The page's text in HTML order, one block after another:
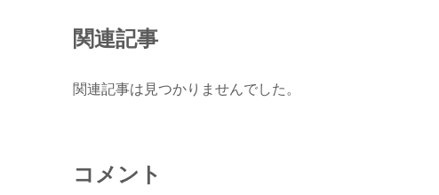
関連記事
関連記事は見つかりませんでした。
コメント